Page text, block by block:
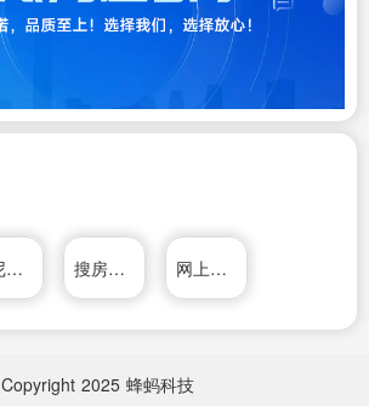
急尼优智慧药房（上海）有限公司 搜房房地产网 网上房地产
Copyright 2025 蜂蚂科技